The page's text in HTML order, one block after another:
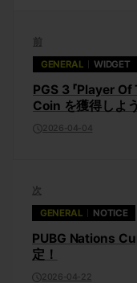
前
GENERAL
WIDGET
PGS 3 「Player
Coin を獲得しよ
2026-04-04
次
GENERAL
NOTICE
PUBG Nations
定！
2026-04-22